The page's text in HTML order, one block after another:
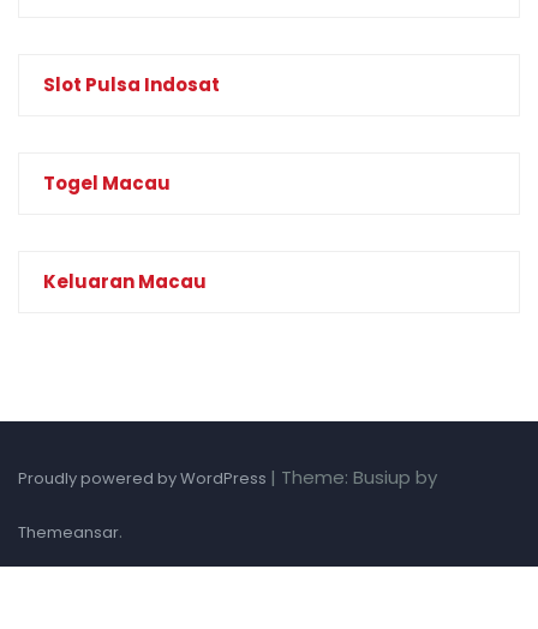
Slot Pulsa Indosat
Togel Macau
Keluaran Macau
Proudly powered by WordPress | Theme: Busiup by
Themeansar.